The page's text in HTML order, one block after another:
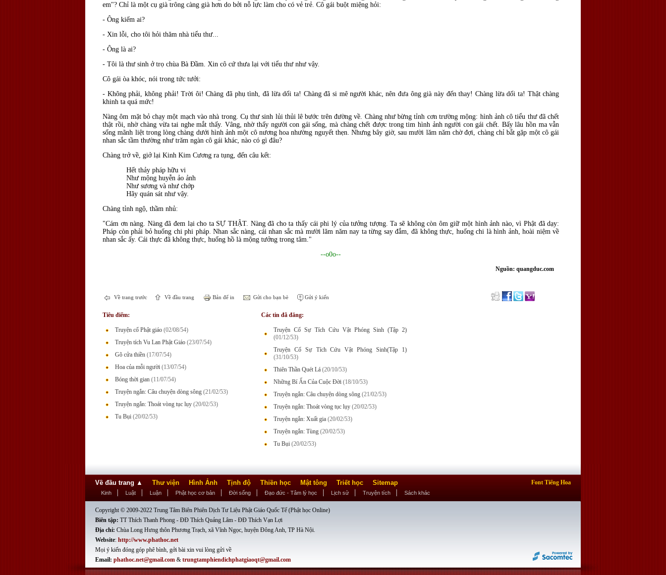
em"? Chỉ là một cụ già trông càng già hơn do bởi nỗ lực làm cho có vẻ trẻ. Cô gái buột miệng hỏi:
- Ông kiếm ai?
- Xin lỗi, cho tôi hỏi thăm nhà tiểu thư...
- Ông là ai?
- Tôi là thư sinh ở trọ chùa Bà Ðầm. Xin cô cứ thưa lại với tiểu thư như vậy.
Cô gái òa khóc, nói trong tức tưởi:
- Không phải, không phải! Trời ôi! Chàng đã phụ tình, đã lừa dối ta! Chàng đã si mê người khác, nên đưa ông già này đến thay! Chàng lừa dối ta! Thật chàng
khinh ta quá mức!
Nàng ôm mặt bỏ chạy một mạch vào nhà trong. Cụ thư sinh lủi thủi lê bước trên đường về. Chàng như bừng tỉnh cơn trường mộng: hình ảnh cô tiểu thư đã chết
thật rồi, nhờ chàng vừa tai nghe mắt thấy. Vâng, nhờ thấy người con gái sống, mà chàng chết được trong tim hình ảnh người con gái chết. Bấy lâu hồn ma vẫn
sống mãnh liệt trong lòng chàng dưới hình ảnh một cô nương hoa nhường nguyết thẹn. Nhưng bây giờ, sau mười lăm năm chờ đợi, chàng chỉ bắt gặp một cô gái
nhan sắc tầm thường như trăm ngàn cô gái khác, nào có gì đâu?
Chàng trở về, giở lại Kinh Kim Cương ra tụng, đến câu kết:
Hết thảy pháp hữu vi
Như mộng huyễn ảo ảnh
Như sương và như chớp
Hãy quán sát như vậy.
Chàng tỉnh ngộ, thầm nhủ:
"Cám ơn nàng. Nàng đã đem lại cho ta SỰ THẬT. Nàng đã cho ta thấy cái phi lý của tưởng tượng. Ta sẽ không còn ôm giữ một hình ảnh nào, vì Phật đã dạy:
Pháp còn phải bỏ huống chi phi pháp. Nhan sắc nàng, cái nhan sắc mà mười lăm năm nay ta từng say đắm, đã không thực, huống chi là hình ảnh, hoài niệm về
nhan sắc ấy. Cái thực đã không thực, huống hồ là mộng tưởng trong tâm."
--o0o--
Nguồn: quangduc.com
Về trang trước Về đầu trang Bản để in Gửi cho bạn bè Gửi ý kiến
Tiêu điểm:
Truyện cổ Phật giáo (02/08/54)
Truyện tích Vu Lan Phật Giáo (23/07/54)
Gõ cửa thiền (17/07/54)
Hoa của mỗi người (13/07/54)
Bóng thời gian (11/07/54)
Truyện ngắn: Câu chuyện dòng sông (21/02/53)
Truyện ngắn: Thoát vòng tục lụy (20/02/53)
Tu Bụi (20/02/53)
Các tin đã đăng:
Truyện Cổ Sự Tích Cứu Vật Phóng Sinh (Tập 2)
(01/12/53)
Truyện Cổ Sự Tích Cứu Vật Phóng Sinh(Tập 1)
(31/10/53)
Thiên Thần Quét Lá (20/10/53)
Những Bí Ẩn Của Cuộc Đời (18/10/53)
Truyện ngắn: Câu chuyện dòng sông (21/02/53)
Truyện ngắn: Thoát vòng tục lụy (20/02/53)
Truyện ngắn: Xuất gia (20/02/53)
Truyện ngắn: Tùng (20/02/53)
Tu Bụi (20/02/53)
Về đầu trang ▲ Thư viện Hình Ảnh Tịnh độ Thiền học Mật tông Triết học Sitemap Font Tiếng Hoa
Kinh Luật Luận Phật học cơ bản Đời sống Đạo đức - Tâm lý học Lịch sử Truyện tích Sách khác
Copyright © 2009-2022 Trung Tâm Biên Phiên Dịch Tư Liệu Phật Giáo Quốc Tế (Phật học Online)
Biên tập: TT Thích Thanh Phong - ĐĐ Thích Quảng Lâm - ĐĐ Thích Vạn Lợi
Địa chỉ: Chùa Long Hưng thôn Phương Trạch, xã Vĩnh Ngọc, huyện Đông Anh, TP Hà Nội.
Website: http://www.phathoc.net
Mọi ý kiến đóng góp phê bình, gởi bài xin vui lòng gửi về
Email: phathoc.net@gmail.com & trungtamphiendichphatgiaoqt@gmail.com